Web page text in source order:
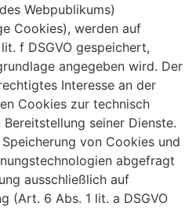
Webpublikums)
Cookies), werden auf
f DSGVO gespeichert,
angegeben wird. Der
Interesse an der
Cookies zur technisch
seiner Dienste.
von Cookies und
abgefragt
ausschließlich auf
(Art. 6 Abs. 1 lit. a DSGVO